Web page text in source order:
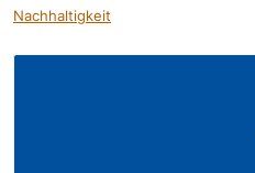
Nachhaltigkeit